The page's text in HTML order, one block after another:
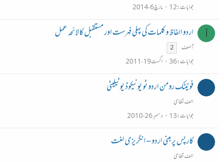
جوابات 12 مارچ 6، 2014
آ اردو الفاظ و کلمات کی پہلی فہرست اور مستقبل کا لائحہ عمل
آصف 2
جوابات 36 اگست 19، 2011
فونیٹک رومن اردو ٹو یونیکوڈ یوٹیلیٹی
الف نظامی
جوابات 13 دسمبر 26، 2010
کارپس پر مبنی اردو – انگریزی لغت
الف نظامی